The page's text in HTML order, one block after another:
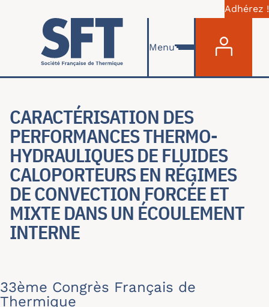
Aller au contenu principal
Adhérez !
Menu
CARACTÉRISATION DES
PERFORMANCES THERMO-
HYDRAULIQUES DE FLUIDES
CALOPORTEURS EN RÉGIMES
DE CONVECTION FORCÉE ET
MIXTE DANS UN ÉCOULEMENT
INTERNE
33ème Congrès Français de
Thermique